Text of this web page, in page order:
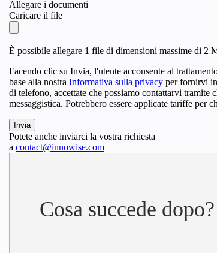
Allegare i documenti
Caricare il file
È possibile allegare 1 file di dimensioni massime di
Facendo clic su Invia, l'utente acconsente al
base alla nostra Informativa sulla privacy per fornirvi
di telefono, accettate che possiamo contattarvi
messaggistica. Potrebbero essere applicate tariffe per
Potete anche inviarci la vostra richiesta
a contact@innowise.com
Cosa succede dopo?